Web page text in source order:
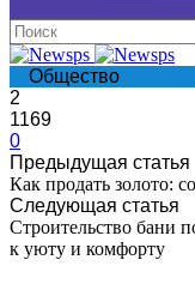
Общество
2
1169
0
Предыдущая статья
Как продать золото:
Следующая статья
Строительство бани
к уюту и комфорту